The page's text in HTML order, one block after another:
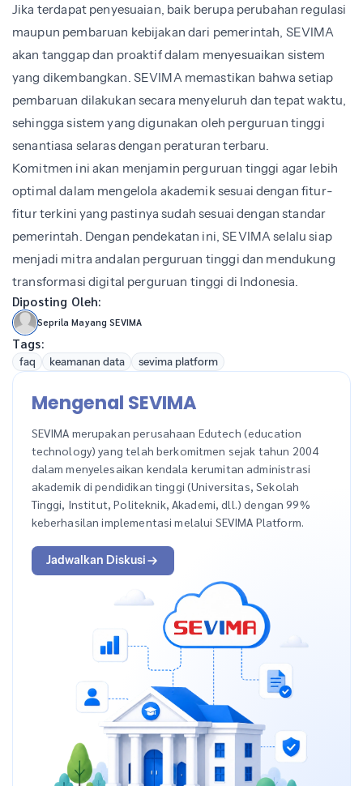
Jika terdapat penyesuaian, baik berupa perubahan regulasi
maupun pembaruan kebijakan dari pemerintah, SEVIMA
akan tanggap dan proaktif dalam menyesuaikan sistem
yang dikembangkan. SEVIMA memastikan bahwa setiap
pembaruan dilakukan secara menyeluruh dan tepat waktu,
sehingga sistem yang digunakan oleh perguruan tinggi
senantiasa selaras dengan peraturan terbaru.
Komitmen ini akan menjamin perguruan tinggi agar lebih
optimal dalam mengelola akademik sesuai dengan fitur-
fitur terkini yang pastinya sudah sesuai dengan standar
pemerintah. Dengan pendekatan ini, SEVIMA selalu siap
menjadi mitra andalan perguruan tinggi dan mendukung
transformasi digital perguruan tinggi di Indonesia.
Diposting Oleh:
Seprila Mayang SEVIMA
Tags:
faq keamanan data sevima platform
Mengenal SEVIMA
SEVIMA merupakan perusahaan Edutech (education
technology) yang telah berkomitmen sejak tahun 2004
dalam menyelesaikan kendala kerumitan administrasi
akademik di pendidikan tinggi (Universitas, Sekolah
Tinggi, Institut, Politeknik, Akademi, dll.) dengan 99%
keberhasilan implementasi melalui SEVIMA Platform.
Jadwalkan Diskusi